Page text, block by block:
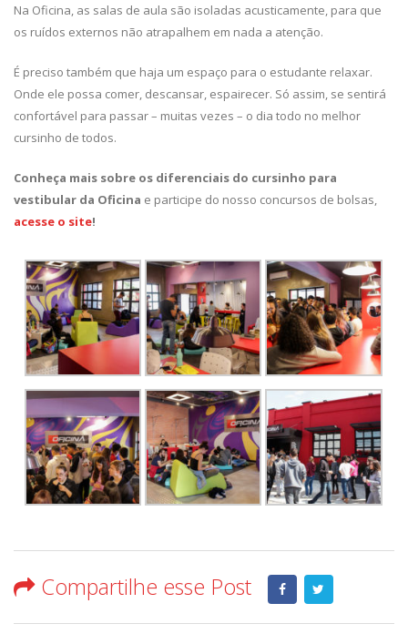
Na Oficina, as salas de aula são isoladas acusticamente, para que
os ruídos externos não atrapalhem em nada a atenção.
É preciso também que haja um espaço para o estudante relaxar.
Onde ele possa comer, descansar, espairecer. Só assim, se sentirá
confortável para passar – muitas vezes – o dia todo no melhor
cursinho de todos.
Conheça mais sobre os diferenciais do cursinho para
vestibular da Oficina e participe do nosso concursos de bolsas,
acesse o site!
Compartilhe esse Post